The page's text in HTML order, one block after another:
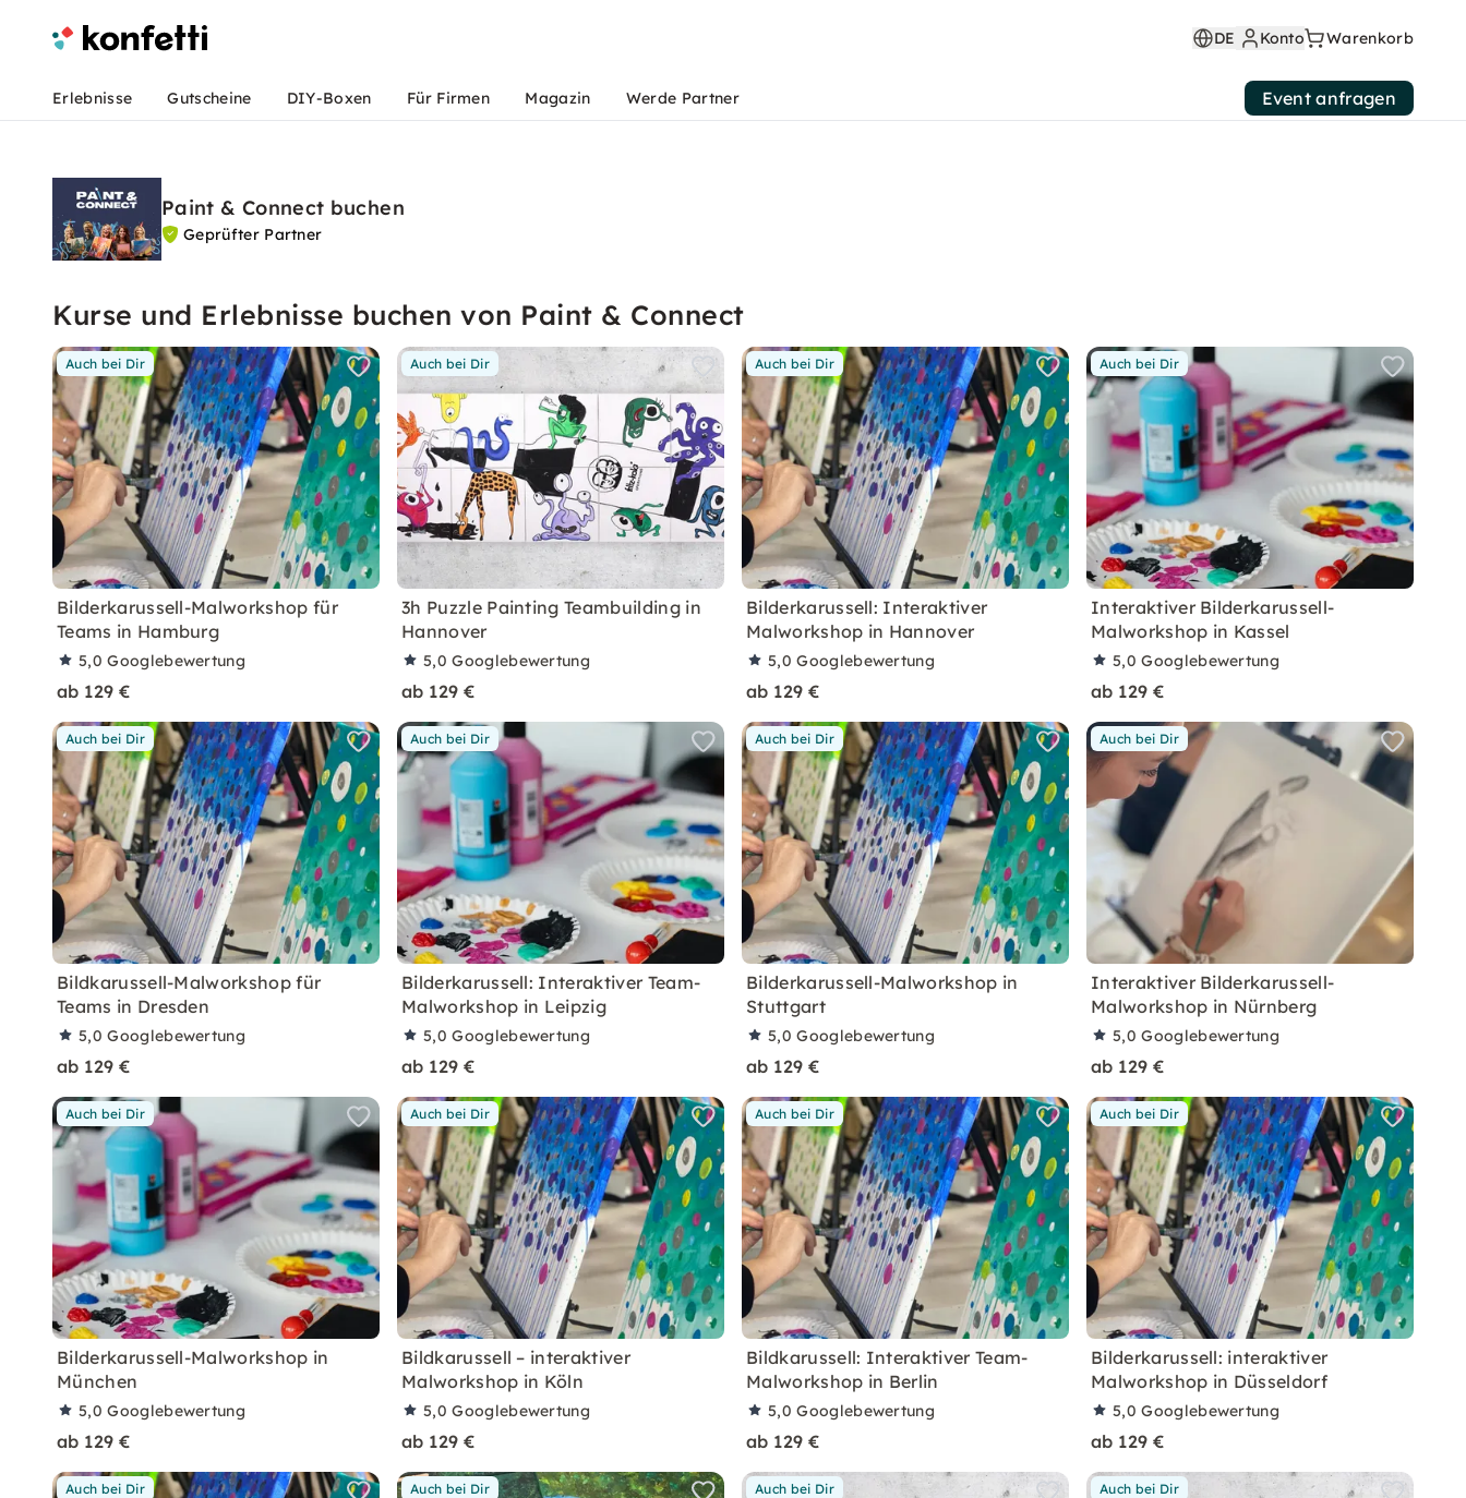
DE Konto Warenkorb
Erlebnisse Gutscheine DIY-Boxen Für Firmen Magazin Werde Partner Event anfragen
Paint & Connect buchen
Geprüfter Partner
Kurse und Erlebnisse buchen von Paint & Connect
Auch bei Dir
Bilderkarussell-Malworkshop für
Teams in Hamburg
5,0Googlebewertung
ab 129 €
Auch bei Dir
3h Puzzle Painting Teambuilding in
Hannover
5,0Googlebewertung
ab 129 €
Auch bei Dir
Bilderkarussell: Interaktiver
Malworkshop in Hannover
5,0Googlebewertung
ab 129 €
Auch bei Dir
Interaktiver Bilderkarussell-
Malworkshop in Kassel
5,0Googlebewertung
ab 129 €
Auch bei Dir
Bildkarussell-Malworkshop für
Teams in Dresden
5,0Googlebewertung
ab 129 €
Auch bei Dir
Bilderkarussell: Interaktiver Team-
Malworkshop in Leipzig
5,0Googlebewertung
ab 129 €
Auch bei Dir
Bilderkarussell-Malworkshop in
Stuttgart
5,0Googlebewertung
ab 129 €
Auch bei Dir
Interaktiver Bilderkarussell-
Malworkshop in Nürnberg
5,0Googlebewertung
ab 129 €
Auch bei Dir
Bilderkarussell-Malworkshop in
München
5,0Googlebewertung
ab 129 €
Auch bei Dir
Bildkarussell – interaktiver
Malworkshop in Köln
5,0Googlebewertung
ab 129 €
Auch bei Dir
Bildkarussell: Interaktiver Team-
Malworkshop in Berlin
5,0Googlebewertung
ab 129 €
Auch bei Dir
Bilderkarussell: interaktiver
Malworkshop in Düsseldorf
5,0Googlebewertung
ab 129 €
Auch bei Dir Auch bei Dir Auch bei Dir Auch bei Dir